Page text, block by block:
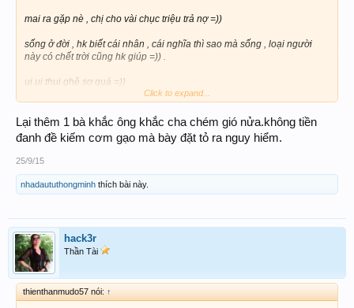
mai ra gặp nè , chị cho vài chục triệu trả nợ =))
sống ở đời , hk biết cái nhân , cái nghĩa thì sao mà sống , loại người
này có chết trời cũng hk giúp =)) .
ui ui thui ghê sợ quá =))
ôm eo ngta trúng , ăn 1 mình , ngta dc gì hk , thua thì sao , thì lên chữi
ngta à =))
XL tất cả thành viên , em có những lời nói nặng này , ai hk thích thì báo
MOD khóa nick em cũng dc , nhưng em vẫn phải nói =))
Click to expand...
Lại thêm 1 bà khắc ông khắc cha chém gió nửa.không tiền
đanh đề kiếm cơm gạo mà bày đặt tỏ ra nguy hiểm.
25/9/15
nhadaututhongminh thích bài này.
hack3r
Thần Tài
thienthanmudo57 nói: ↑